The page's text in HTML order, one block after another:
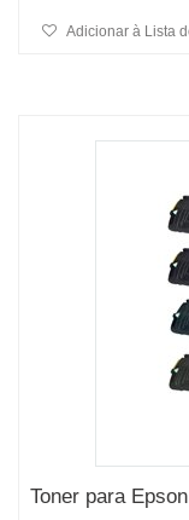
Adicionar à Lista
Toner para